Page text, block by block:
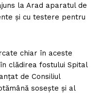
la Arad aparatul de
și cu testere pentru
chiar în aceste
clădirea fostului Spital
de Consiliul
sosește și al